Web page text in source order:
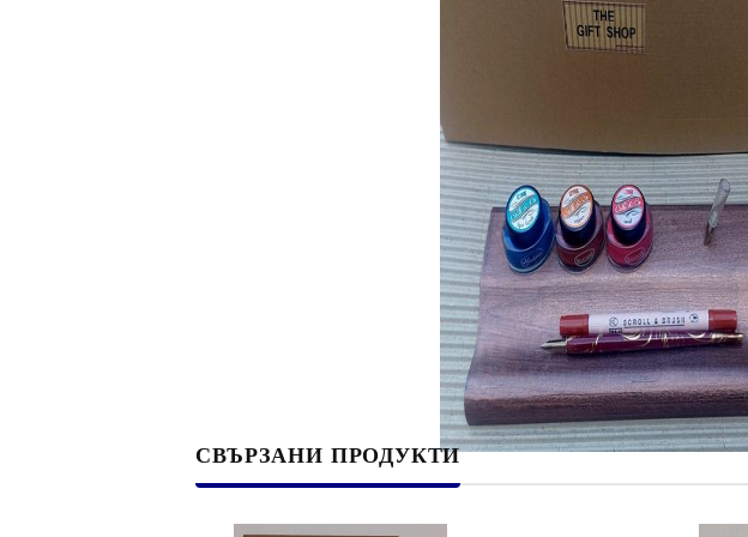
VERSAMAGIC - Chalk ink,
Тебеширено мастило
ДЕКОРАТИВНИ И ПЕЧАТИ ЗА
ВОСЪК
ГУМЕНИ ПЕЧАТИ
ПОЛИМЕРНИ ПЕЧАТИ И
АКСЕСОАРИ
ПЕЧАТИ ЗА ВОСЪК И
ВОСЪЦИ
СВЪРЗАНИ ПРОДУКТИ